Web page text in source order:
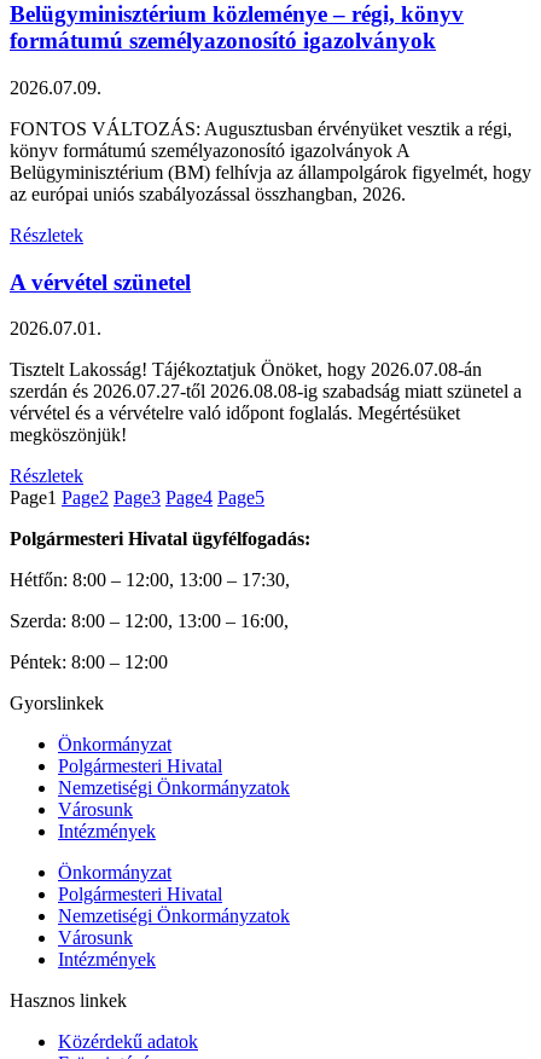
Belügyminisztérium közleménye – régi, könyv
formátumú személyazonosító igazolványok
2026.07.09.
FONTOS VÁLTOZÁS: Augusztusban érvényüket vesztik a régi,
könyv formátumú személyazonosító igazolványok A
Belügyminisztérium (BM) felhívja az állampolgárok figyelmét, hogy
az európai uniós szabályozással összhangban, 2026.
Részletek
A vérvétel szünetel
2026.07.01.
Tisztelt Lakosság! Tájékoztatjuk Önöket, hogy 2026.07.08-án
szerdán és 2026.07.27-től 2026.08.08-ig szabadság miatt szünetel a
vérvétel és a vérvételre való időpont foglalás. Megértésüket
megköszönjük!
Részletek
Page1 Page2 Page3 Page4 Page5
Polgármesteri Hivatal ügyfélfogadás:
Hétfőn: 8:00 – 12:00, 13:00 – 17:30,
Szerda: 8:00 – 12:00, 13:00 – 16:00,
Péntek: 8:00 – 12:00
Gyorslinkek
Önkormányzat
Polgármesteri Hivatal
Nemzetiségi Önkormányzatok
Városunk
Intézmények
Önkormányzat
Polgármesteri Hivatal
Nemzetiségi Önkormányzatok
Városunk
Intézmények
Hasznos linkek
Közérdekű adatok